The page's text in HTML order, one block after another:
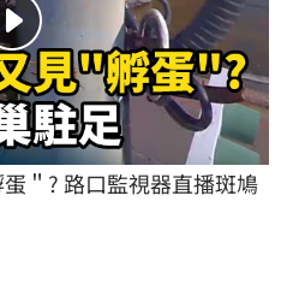
蛋＂? 路口監視器直播斑鳩